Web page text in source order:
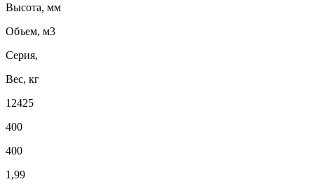
Высота, мм
Объем, м3
Серия,
Вес, кг
12425
400
400
1,99